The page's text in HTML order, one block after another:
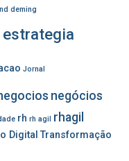
deming
estrategia
Jornal
negócios
rh rh agil rhagil
Digital Transformação